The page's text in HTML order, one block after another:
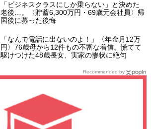
「ビジネスクラスにしか乗らない」と決めた
老後…。〈貯蓄6,300万円・69歳元会社員〉帰
国後に募った後悔
「なんで電話に出ないのよ！」〈年金月12万
円〉76歳母から12件もの不審な着信。慌てて
駆けつけた48歳長女、実家の惨状に絶句
Recommended by